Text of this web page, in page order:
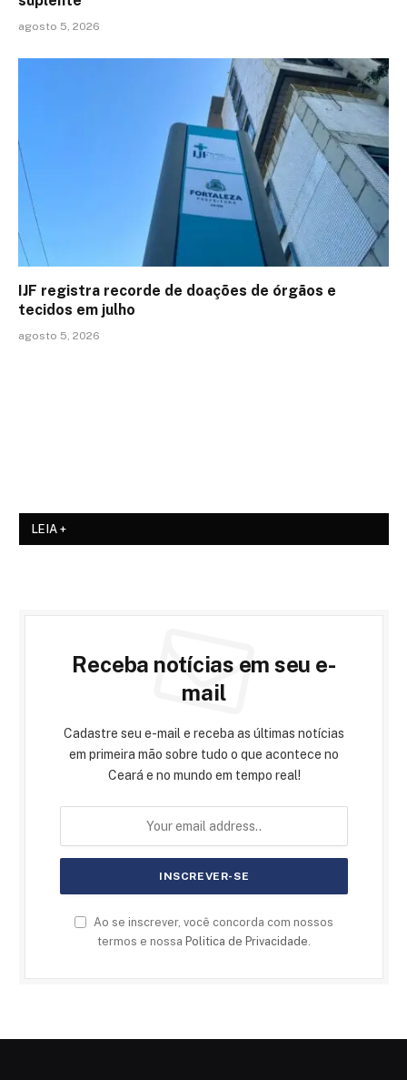
agosto 5, 2026
IJF registra recorde de doações de órgãos e
tecidos em julho
agosto 5, 2026
LEIA +
Receba notícias em seu e-
mail
Cadastre seu e-mail e receba as últimas notícias
em primeira mão sobre tudo o que acontece no
Ceará e no mundo em tempo real!
Ao se inscrever, você concorda com nossos
termos e nossa Politica de Privacidade.